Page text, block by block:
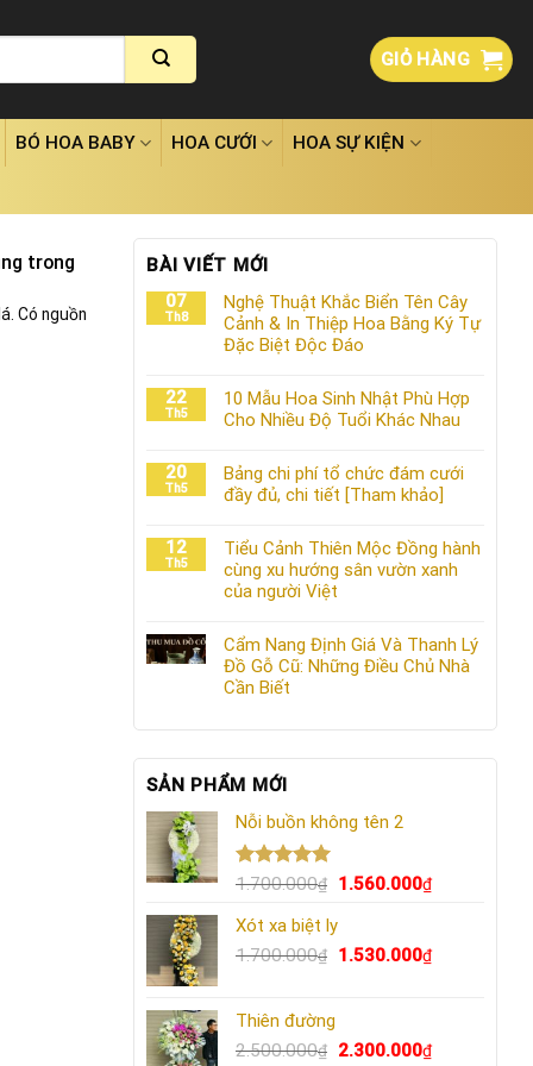
GIỎ HÀNG
BÓ HOA BABY HOA CƯỚI HOA SỰ KIỆN
trong
Có nguồn
BÀI VIẾT MỚI
07
Th8
Nghệ Thuật Khắc Biển Tên Cây
Cảnh & In Thiệp Hoa Bằng Ký Tự
Đặc Biệt Độc Đáo
22
Th5
10 Mẫu Hoa Sinh Nhật Phù Hợp
Cho Nhiều Độ Tuổi Khác Nhau
20
Th5
Bảng chi phí tổ chức đám cưới
đầy đủ, chi tiết [Tham khảo]
12
Th5
Tiểu Cảnh Thiên Mộc Đồng hành
cùng xu hướng sân vườn xanh
của người Việt
Cẩm Nang Định Giá Và Thanh Lý
Đồ Gỗ Cũ: Những Điều Chủ Nhà
Cần Biết
SẢN PHẨM MỚI
Nỗi buồn không tên 2
Được xếp
5 sao
1.700.000₫
Giá
là:
1.700.000₫.
1.560.000₫Giá
là:
Xót xa biệt ly
1.700.000₫
Giá
1.530.000₫Giá
1.530.000₫.
Thiên đường
2.500.000₫
Giá
2.300.000₫Giá